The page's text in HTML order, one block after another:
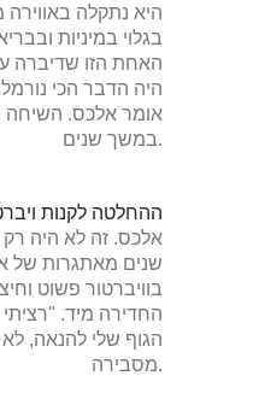
היא נתקלה באווירה
בגלוי במיניות
האחת הזו שדיברה
היה הדבר הכי
אומר אלכס. השיחה
במשך שנים.
ההחלטה לקנות
אלכס. זה לא היה רק
שנים מאתגרות של
בוויברטור פשוט
החדירה מיד.
הגוף שלי להנאה,
מסבירה.